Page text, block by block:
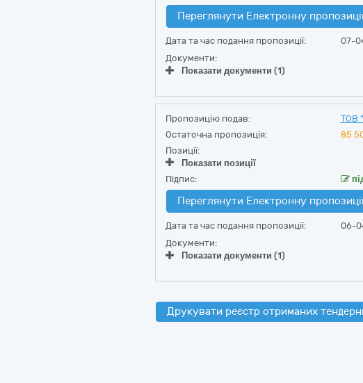
Переглянути Електронну
Дата та час подання пропозиції:
07-
Документи:
Показати документи (1)
Пропозицію подав: ТОВ
Остаточна пропозиція:
85
Позиції:
Показати позиції
Підпис:
Переглянути Електронну
Дата та час подання пропозиції:
06-
Документи:
Показати документи (1)
Друкувати реєстр отриманих